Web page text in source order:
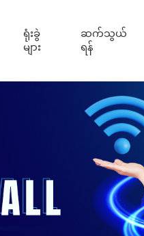
ရုံးခွဲ
များ
ဆက်သွယ်
ရန်